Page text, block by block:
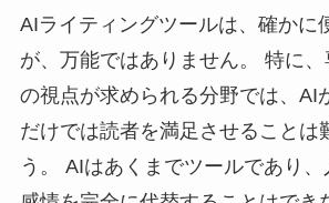
AIライティングツールは、確かに
が、万能ではありません。 特に
の視点が求められる分野では、AI
だけでは読者を満足させることは
う。 AIはあくまでツールであり